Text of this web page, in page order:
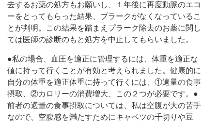
去するお薬の処方もお願いし、１年後に再度動脈のエコ
ーをとってもらった結果、プラークがなくなっているこ
とが判明。この結果を踏まえプラーク除去のお薬に関し
ては医師の診断のもと処方を中止してもらいました。
●私の場合、血圧を適正に管理するには、体重を適正な
値に持って行くことが有効と考えられました。健康的に
自分の体重を適正体重に持って行くには、①適量の食事
摂取、②カロリーの消費増大、この２つが必要です。●
前者の適量の食事摂取については、私は空腹が大の苦手
なので、空腹感を満たすためにキャベツの千切りや豆